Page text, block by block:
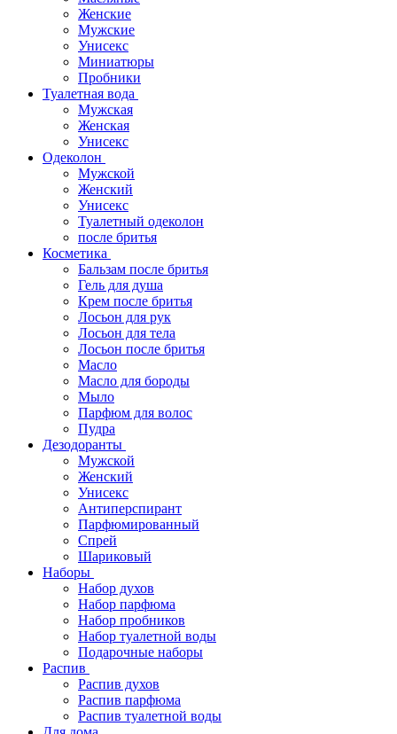
Женские
Мужские
Унисекс
Миниатюры
Пробники
Туалетная вода
Мужская
Женская
Унисекс
Одеколон
Мужской
Женский
Унисекс
Туалетный одеколон
после бритья
Косметика
Бальзам после бритья
Гель для душа
Крем после бритья
Лосьон для рук
Лосьон для тела
Лосьон после бритья
Масло
Масло для бороды
Мыло
Парфюм для волос
Пудра
Дезодоранты
Мужской
Женский
Унисекс
Антиперспирант
Парфюмированный
Спрей
Шариковый
Наборы
Набор духов
Набор парфюма
Набор пробников
Набор туалетной воды
Подарочные наборы
Распив
Распив духов
Распив парфюма
Распив туалетной воды